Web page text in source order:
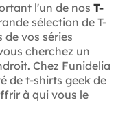
l'un de nos T-
sélection de T-
vos séries
cherchez un
Chez Funidelia
de t-shirts geek de
à qui vous le